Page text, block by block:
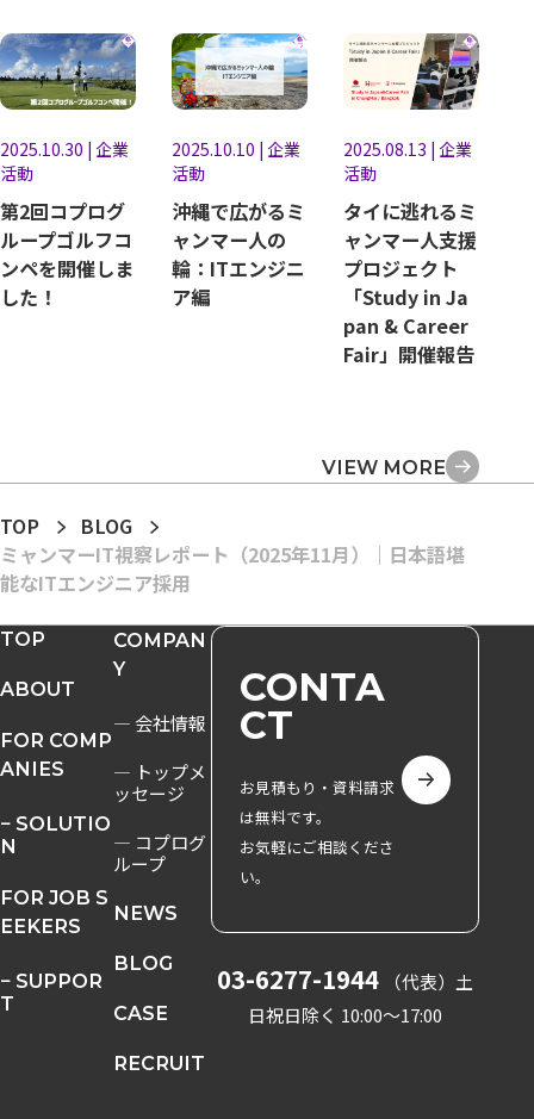
2025.10.30 | 企業
活動
第2回コプログ
ループゴルフコ
ンペを開催しま
した！
2025.10.10 |企業
活動
沖縄で広がるミ
ャンマー人の
輪：ITエンジニ
ア編
2025.08.13 |企業
活動
タイに逃れるミ
ャンマー人支援
プロジェクト
「Study in Ja
pan & Career
Fair」開催報告
VIEW MORE
TOP
BLOG
ミャンマーIT視察レポート（2025年11月）｜日本語堪
能なITエンジニア採用
TOP
ABOUT
FOR COMP
ANIES
− SOLUTIO
N
FOR JOB S
EEKERS
− SUPPOR
T
COMPAN
Y
― 会社情報
― トップメ
ッセージ
― コプログ
ループ
NEWS
BLOG
CASE
RECRUIT
CONTA
CT
お見積もり・資料請求
は無料です。
お気軽にご相談くださ
い。
03-6277-1944 （代表） 土
日祝日除く 10:00〜17:00